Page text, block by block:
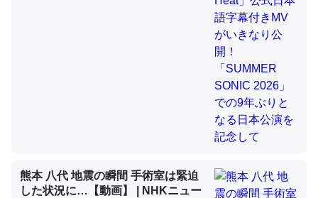
─ニュース :: 【研究発表】昆虫学の大問題＝「昆虫はなぜ海にいな
ウチもEchoを実家に置いて４年。でたまに覗いてる。ぼ
位置情報を共有してる。電池残量や充電中かが分かるので
これ見て生きてるなって分かる。
熊本 八代 地震の瞬間 手術室は緊迫
した状況に…【動画】 | NHKニュー